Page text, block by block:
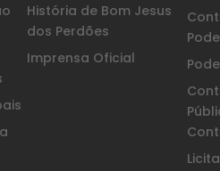
História de Bom Jesus
dos Perdões
Imprensa Oficial